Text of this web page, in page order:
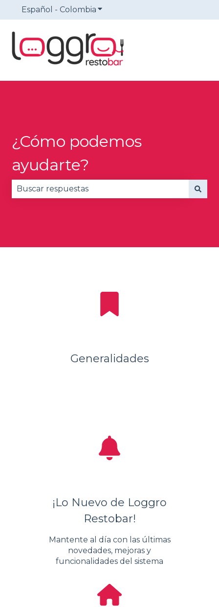
Español - Colombia Traducciones de Mostrar
¿Cómo podemos
ayudarte?
Generalidades
¡Lo Nuevo de Loggro
Restobar!
Mantente al día con las últimas
novedades, mejoras y
funcionalidades del sistema